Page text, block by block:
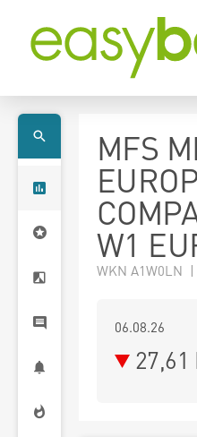
MFS
W1
WKN A1W0LN
06.08.26
27,61